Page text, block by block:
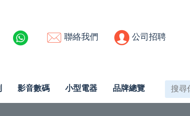
聯絡我們 公司招聘
影音數碼 小型電器 品牌總覽